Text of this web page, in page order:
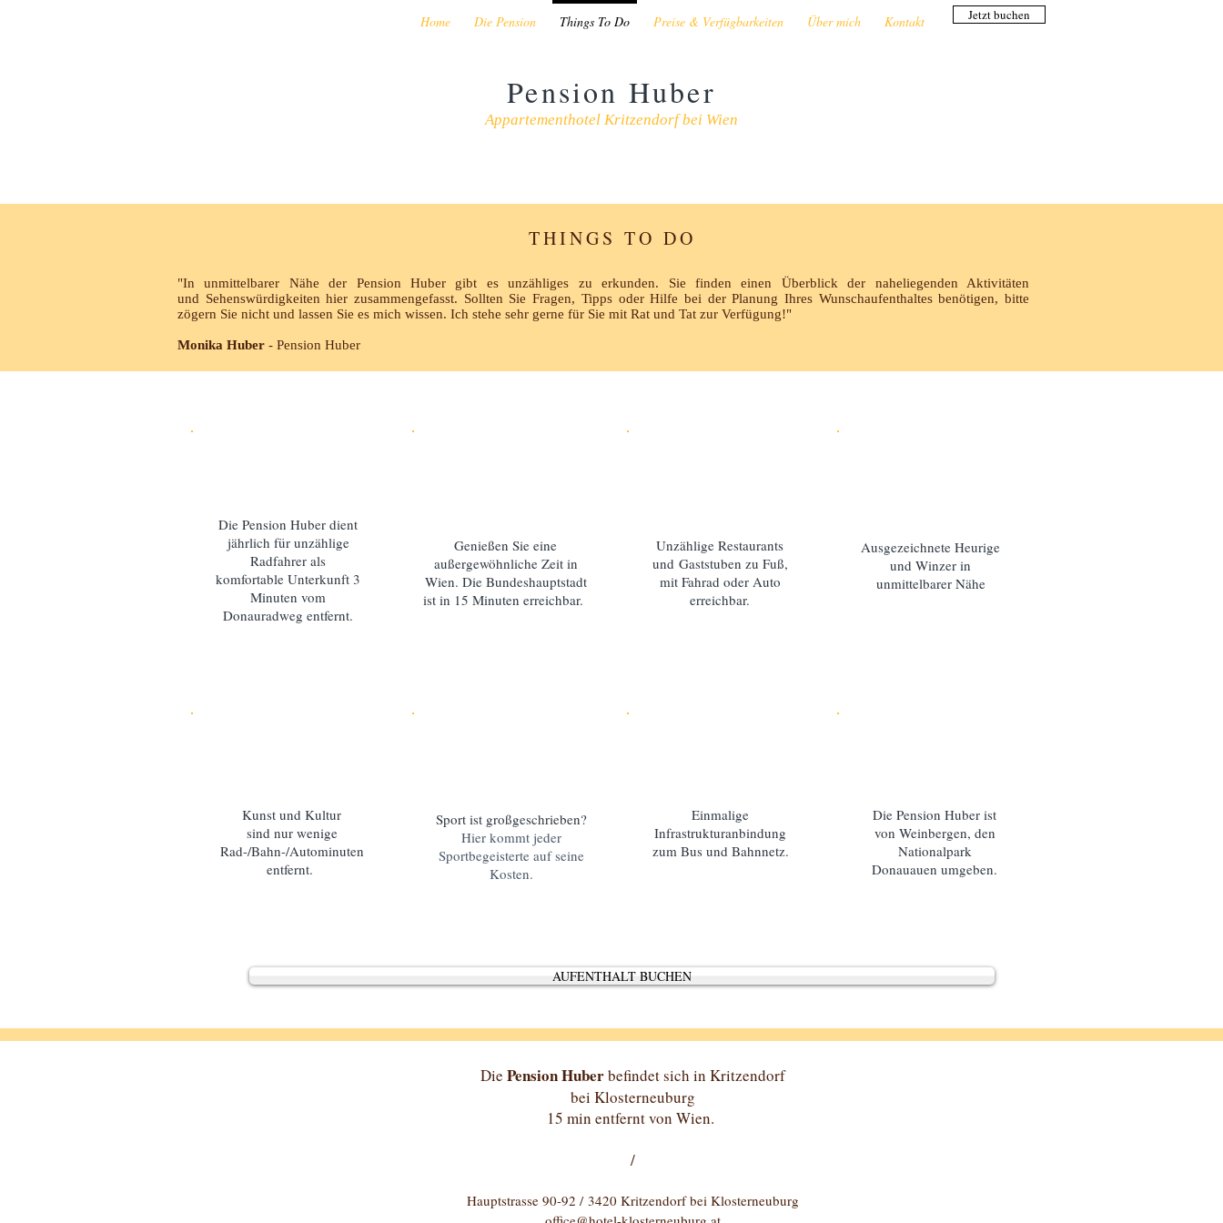
Home Die Pension Things To Do Preise & Verfügbarkeiten Über mich Kontakt Jetzt buchen
Pension Huber
Appartementhotel Kritzendorf bei Wien
THINGS TO DO
"In unmittelbarer Nähe der Pension Huber gibt es unzähliges zu erkunden. Sie finden einen Überblick der naheliegenden Aktivitäten
und Sehenswürdigkeiten hier zusammengefasst. Sollten Sie Fragen, Tipps oder Hilfe bei der Planung Ihres Wunschaufenthaltes benötigen, bitte
zögern Sie nicht und lassen Sie es mich wissen. Ich stehe sehr gerne für Sie mit Rat und Tat zur Verfügung!"
Monika Huber - Pension Huber
Die Pension Huber dient
jährlich für unzählige
Radfahrer als
komfortable Unterkunft 3
Minuten vom
Donauradweg entfernt.
Genießen Sie eine
außergewöhnliche Zeit in
Wien. Die Bundeshauptstadt
ist in 15 Minuten erreichbar.
Unzählige Restaurants
und Gaststuben zu Fuß,
mit Fahrad oder Auto
erreichbar.
Ausgezeichnete Heurige
und Winzer in
unmittelbarer Nähe
Kunst und Kultur
sind nur wenige
Rad-/Bahn-/Autominuten
entfernt.
Sport ist großgeschrieben?
Hier kommt jeder
Sportbegeisterte auf seine
Kosten.
Einmalige
Infrastrukturanbindung
zum Bus und Bahnnetz.
Die Pension Huber ist
von Weinbergen, den
Nationalpark
Donauauen umgeben.
AUFENTHALT BUCHEN
Die Pension Huberbefindet sich in Kritzendorf
bei Klosterneuburg
15 min entfernt von Wien.
/
Hauptstrasse 90-92 / 3420 Kritzendorf bei Klosterneuburg